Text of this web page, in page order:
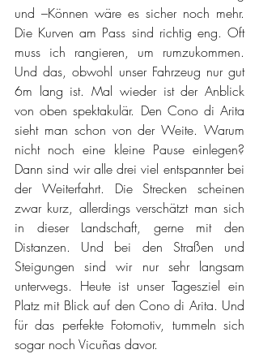
und –Können wäre es sicher noch mehr.
Die Kurven am Pass sind richtig eng. Oft
muss ich rangieren, um rumzukommen.
Und das, obwohl unser Fahrzeug nur gut
6m lang ist. Mal wieder ist der Anblick
von oben spektakulär. Den Cono di Arita
sieht man schon von der Weite. Warum
nicht noch eine kleine Pause einlegen?
Dann sind wir alle drei viel entspannter bei
der Weiterfahrt. Die Strecken scheinen
zwar kurz, allerdings verschätzt man sich
in dieser Landschaft, gerne mit den
Distanzen. Und bei den Straßen und
Steigungen sind wir nur sehr langsam
unterwegs. Heute ist unser Tagesziel ein
Platz mit Blick auf den Cono di Arita. Und
für das perfekte Fotomotiv, tummeln sich
sogar noch Vicuñas davor.